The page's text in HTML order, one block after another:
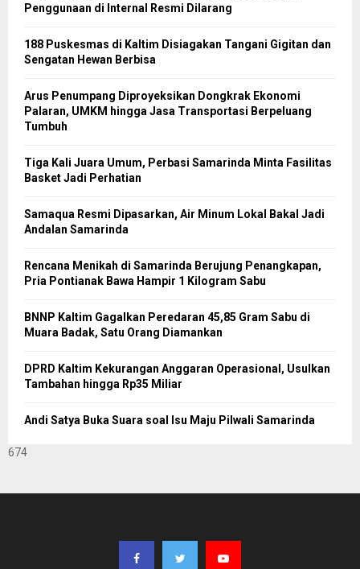
Penggunaan di Internal Resmi Dilarang
188 Puskesmas di Kaltim Disiagakan Tangani Gigitan dan
Sengatan Hewan Berbisa
Arus Penumpang Diproyeksikan Dongkrak Ekonomi
Palaran, UMKM hingga Jasa Transportasi Berpeluang
Tumbuh
Tiga Kali Juara Umum, Perbasi Samarinda Minta Fasilitas
Basket Jadi Perhatian
Samaqua Resmi Dipasarkan, Air Minum Lokal Bakal Jadi
Andalan Samarinda
Rencana Menikah di Samarinda Berujung Penangkapan,
Pria Pontianak Bawa Hampir 1 Kilogram Sabu
BNNP Kaltim Gagalkan Peredaran 45,85 Gram Sabu di
Muara Badak, Satu Orang Diamankan
DPRD Kaltim Kekurangan Anggaran Operasional, Usulkan
Tambahan hingga Rp35 Miliar
Andi Satya Buka Suara soal Isu Maju Pilwali Samarinda
674